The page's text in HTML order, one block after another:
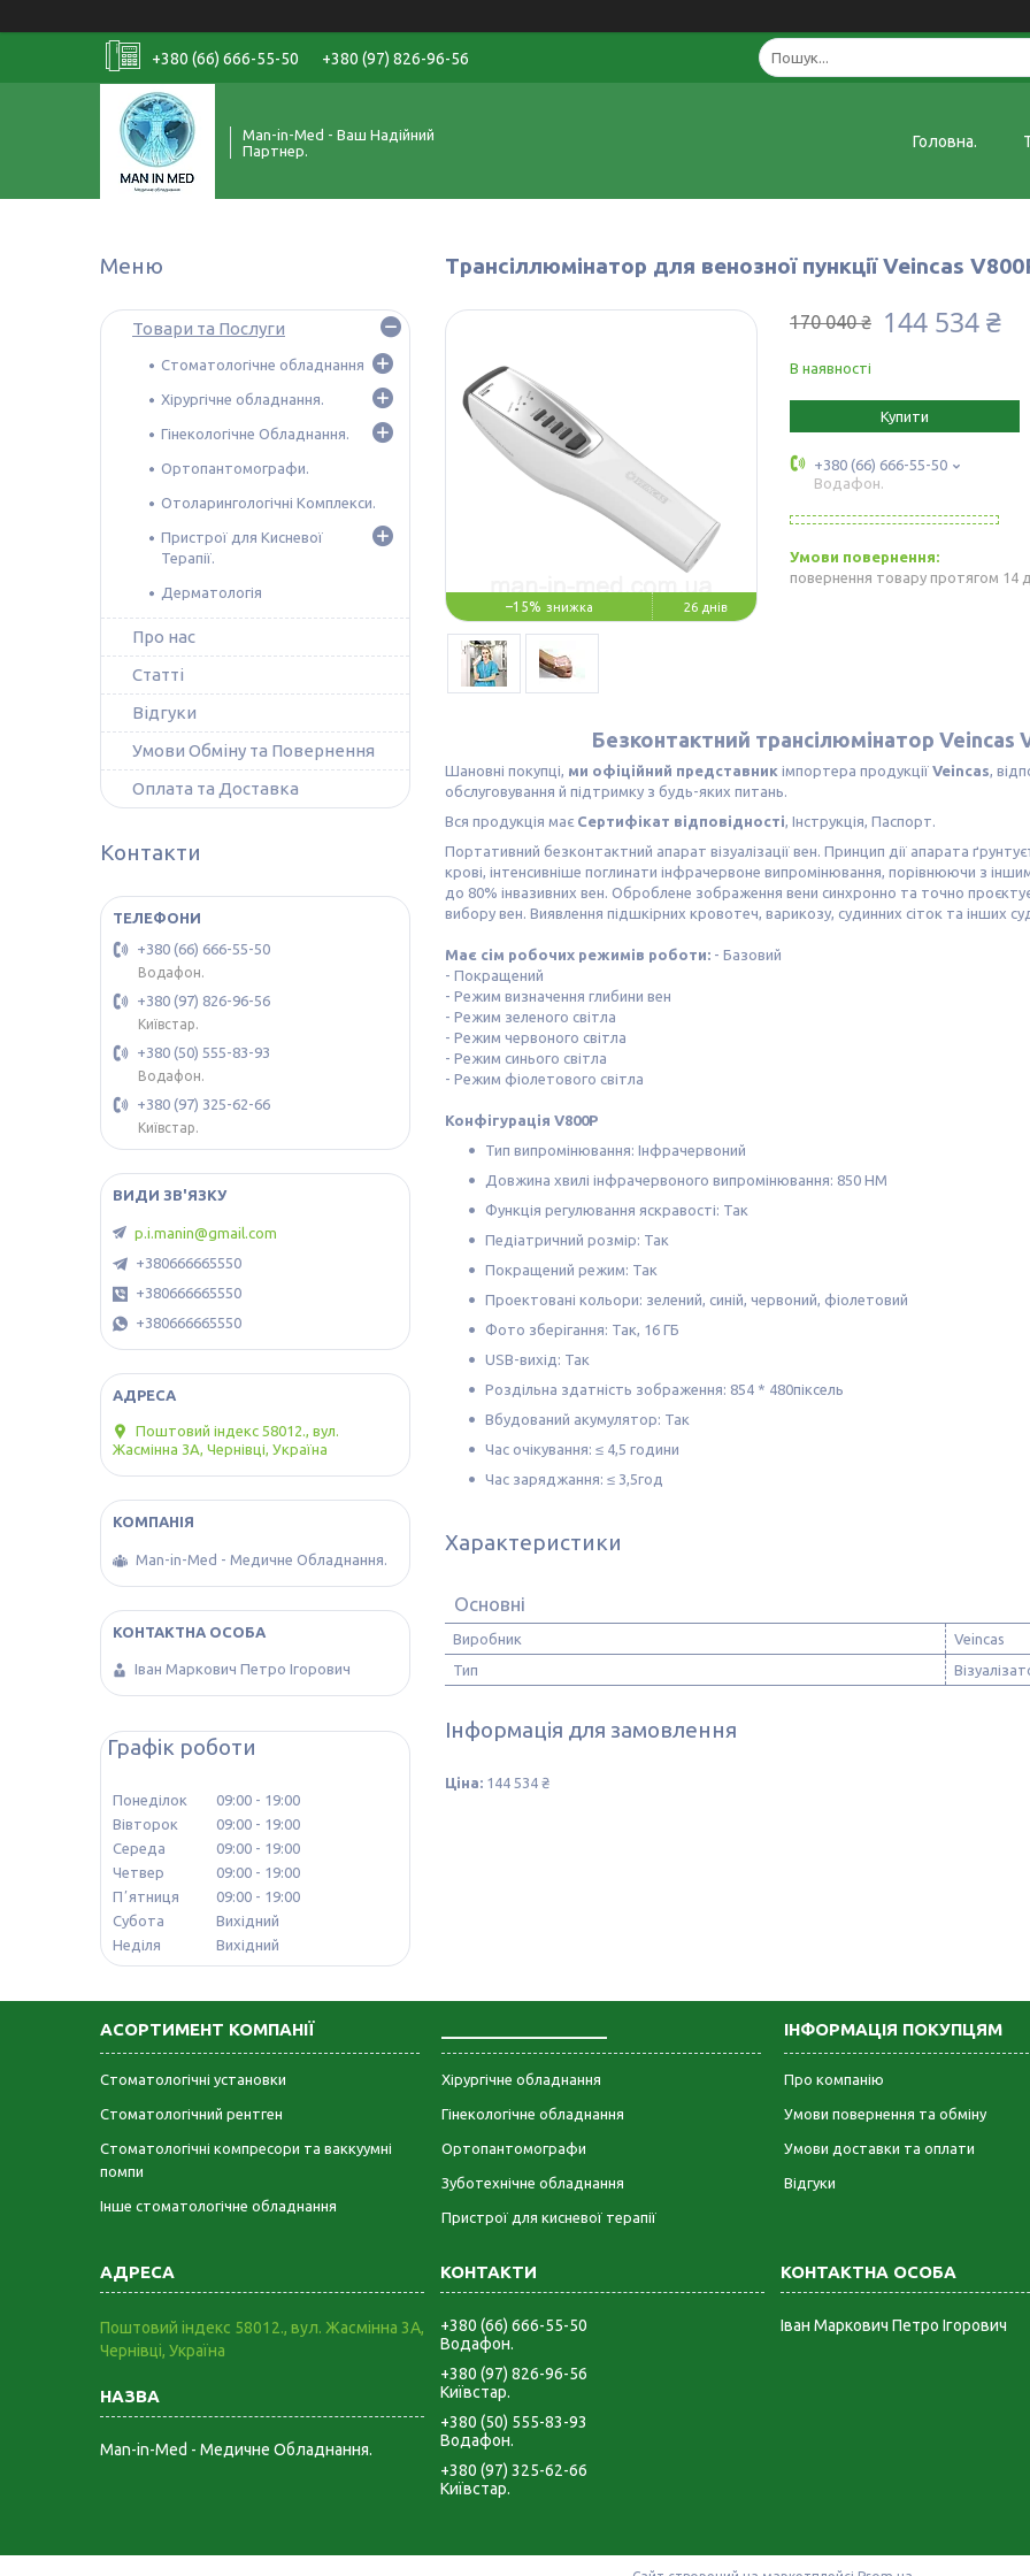
+380 (66) 666-55-50 +380 (97) 826-96-56
Man-in-Med - Ваш Надійний
Партнер.
Головна.
Трансіллюмінатор для венозної пункції Veincas
–15% 26 днів
170 040 ₴ 144 534 ₴
В наявності
Купити
+380 (66) 666-55-50
Водафон.
повернення товару протягом 14
Безконтактний трансілюмінатор Veincas
Шановні покупці, ми офіційний представник імпортера продукції Veincas,
обслуговування й підтримку з будь-яких питань.
Вся продукція має Сертифікат відповідності, Інструкція, Паспорт.
Портативний безконтактний апарат візуалізації вен. Принцип дії апарата
крові, інтенсивніше поглинати інфрачервоне випромінювання, порівнюючи з
до 80% інвазивних вен. Оброблене зображення вени синхронно та точно
вибору вен. Виявлення підшкірних кровотеч, варикозу, судинних сіток та інших
Має сім робочих режимів роботи: - Базовий
- Покращений
- Режим визначення глибини вен
- Режим зеленого світла
- Режим червоного світла
- Режим синього світла
- Режим фіолетового світла
Конфігурація V800P
Тип випромінювання: Інфрачервоний
Довжина хвилі інфрачервоного випромінювання: 850 НМ
Функція регулювання яскравості: Так
Педіатричний розмір: Так
Покращений режим: Так
Проектовані кольори: зелений, синій, червоний, фіолетовий
Фото зберігання: Так, 16 ГБ
USB-вихід: Так
Роздільна здатність зображення: 854 * 480піксель
Вбудований акумулятор: Так
Час очікування: ≤ 4,5 години
Час заряджання: ≤ 3,5год
Характеристики
Основні
Виробник
Veincas
Тип
Інформація для замовлення
Ціна: 144 534 ₴
Товари та Послуги
Стоматологічне обладнання
Хірургічне обладнання.
Гінекологічне Обладнання.
Ортопантомографи.
Отоларингологічні Комплекси.
Пристрої для Кисневої
Терапії.
Дерматологія
Про нас
Статті
Відгуки
Умови Обміну та Повернення
Оплата та Доставка
Контакти
+380 (66) 666-55-50
Водафон.
+380 (97) 826-96-56
Київстар.
+380 (50) 555-83-93
Водафон.
+380 (97) 325-62-66
Київстар.
p.i.manin@gmail.com
+380666665550
+380666665550
+380666665550
Поштовий індекс 58012., вул.
Жасмінна 3А, Чернівці, Україна
Man-in-Med - Медичне Обладнання.
Іван Маркович Петро Ігорович
Графік роботи
Понеділок 09:00
19:00
Вівторок
09:00
19:00
Середа
09:00
19:00
Четвер
09:00
19:00
Пʼятниця
09:00
19:00
Субота
Вихідний
Неділя
Вихідний
АСОРТИМЕНТ КОМПАНІЇ
Стоматологічні установки
Стоматологічний рентген
Стоматологічні компресори та ваккуумні
помпи
Інше стоматологічне обладнання
Хірургічне обладнання
Гінекологічне обладнання
Ортопантомографи
Зуботехнічне обладнання
Пристрої для кисневої терапії
ІНФОРМАЦІЯ ПОКУПЦЯМ
Про компанію
Умови повернення та обміну
Умови доставки та оплати
Відгуки
Поштовий індекс 58012., вул. Жасмінна 3А,
Чернівці, Україна
Man-in-Med - Медичне Обладнання.
+380 (66) 666-55-50
Водафон.
+380 (97) 826-96-56
Київстар.
+380 (50) 555-83-93
Водафон.
+380 (97) 325-62-66
Київстар.
Іван Маркович Петро Ігорович